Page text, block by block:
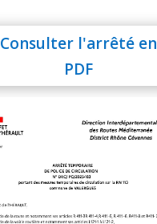
Consulter l'arrêté en
PDF